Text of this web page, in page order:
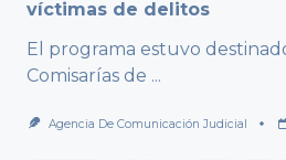
víctimas de delitos
El programa estuvo
Comisarías de ...
Agencia De Comunicación Judicial